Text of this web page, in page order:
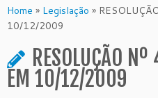
to
content
Home » Legislação »
10/12/2009
RESOLUÇÃO
EM 10/12/2009